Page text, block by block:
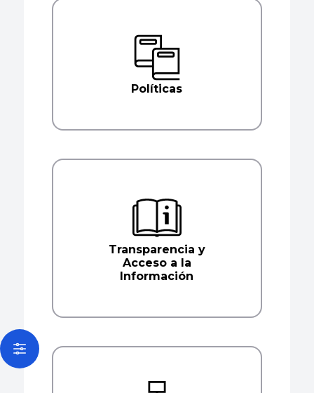
Open actions menu
Políticas
Transparencia y
Acceso a la
Información